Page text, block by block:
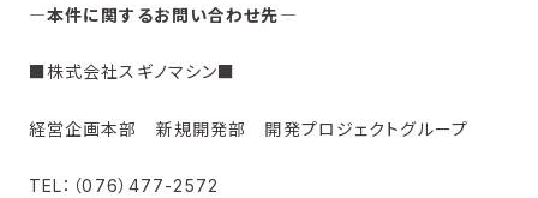
―本件に関するお問い合わせ先―
■株式会社スギノマシン■
経営企画本部 新規開発部 開発プロジェクトグループ
TEL：（076）477-2572